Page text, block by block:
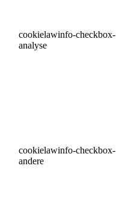
cookielawinfo-checkbox-
analyse
cookielawinfo-checkbox-
andere